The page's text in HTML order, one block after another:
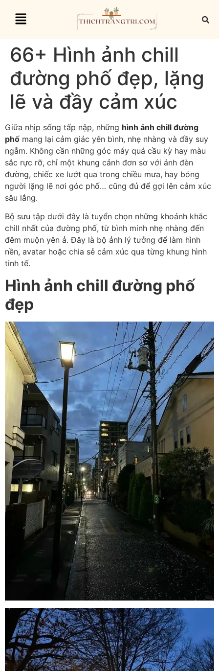
66+ Hình ảnh chill
đường phố đẹp, lặng
lẽ và đầy cảm xúc
Giữa nhịp sống tấp nập, những hình ảnh chill đường
phố mang lại cảm giác yên bình, nhẹ nhàng và đầy suy
ngẫm. Không cần những góc máy quá cầu kỳ hay màu
sắc rực rỡ, chỉ một khung cảnh đơn sơ với ánh đèn
đường, chiếc xe lướt qua trong chiều mưa, hay bóng
người lặng lẽ nơi góc phố… cũng đủ để gợi lên cảm xúc
sâu lắng.
Bộ sưu tập dưới đây là tuyển chọn những khoảnh khắc
chill nhất của đường phố, từ bình minh nhẹ nhàng đến
đêm muộn yên ả. Đây là bộ ảnh lý tưởng để làm hình
nền, avatar hoặc chia sẻ cảm xúc qua từng khung hình
tinh tế.
Hình ảnh chill đường phố
đẹp